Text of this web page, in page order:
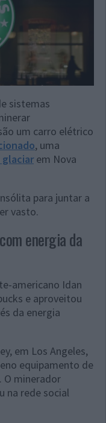
sistemas
um carro elétrico
, uma
glaciar em Nova
para juntar a
vasto.
energia da
americano Idan
e aproveitou
da energia
em Los Angeles,
equipamento de
O minerador
na rede social